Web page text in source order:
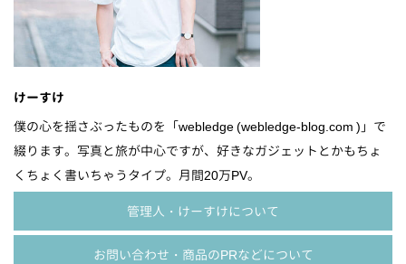
けーすけ
僕の心を揺さぶったものを「webledge (webledge-blog.com )」で
綴ります。写真と旅が中心ですが、好きなガジェットとかもちょ
くちょく書いちゃうタイプ。月間20万PV。
管理人・けーすけについて
お問い合わせ・商品のPRなどについて